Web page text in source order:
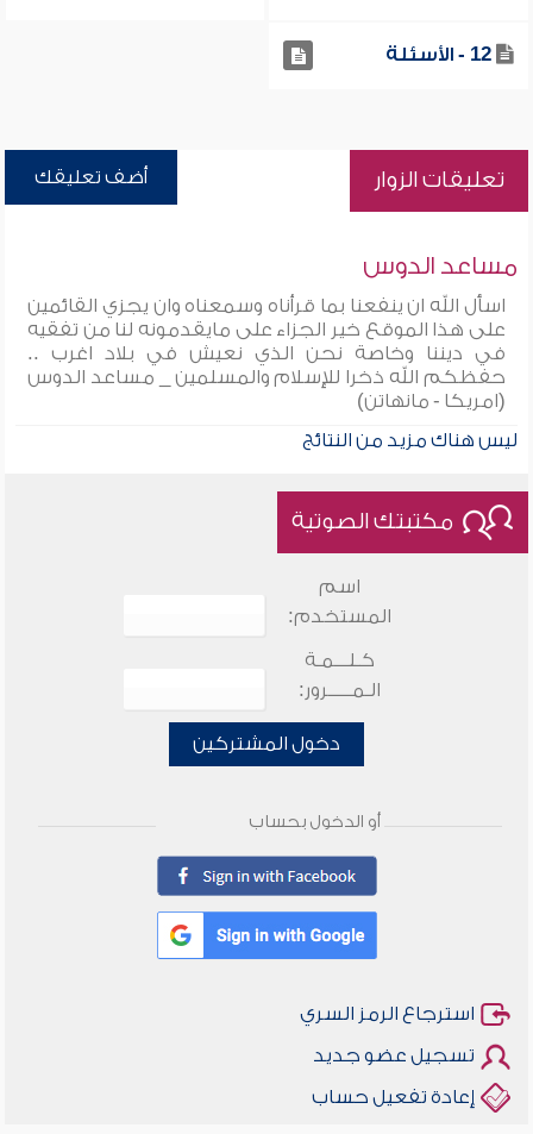
12 - الأسئلة
تعليقات الزوار أضف تعليقك
مساعد الدوس
اسأل الله ان ينفعنا بما قرأناه وسمعناه وان يجزي القائمين
على هذا الموقع خير الجزاء على مايقدمونه لنا من تفقيه
في ديننا وخاصة نحن الذي نعيش في بلاد اغرب ..
حفظكم الله ذخرا للإسلام والمسلمين _ مساعد الدوس
(امريكا - مانهاتن)
ليس هناك مزيد من النتائج
مكتبتك الصوتية
اسم
المستخدم:
كـلـــمـة
الـمـــــرور:
دخول المشتركين
أو الدخول بحساب
استرجاع الرمز السري
تسجيل عضو جديد
إعادة تفعيل حساب